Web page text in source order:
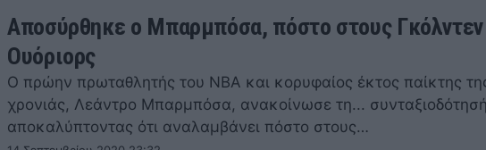
Αποσύρθηκε ο Μπαρμπόσα, πόστο στους Γκόλντεν
Ουόριορς
Ο πρώην πρωταθλητής του ΝΒΑ και κορυφαίος έκτος παίκτης
χρονιάς, Λεάντρο Μπαρμπόσα, ανακοίνωσε τη...
αποκαλύπτοντας ότι αναλαμβάνει πόστο στους…